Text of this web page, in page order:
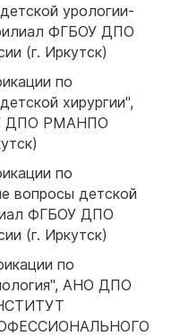
урологии-
ФГБОУ ДПО
(г. Иркутск)
по
хирургии",
ДПО РМАНПО
по
вопросы детской
ФГБОУ ДПО
(г. Иркутск)
по
АНО ДПО